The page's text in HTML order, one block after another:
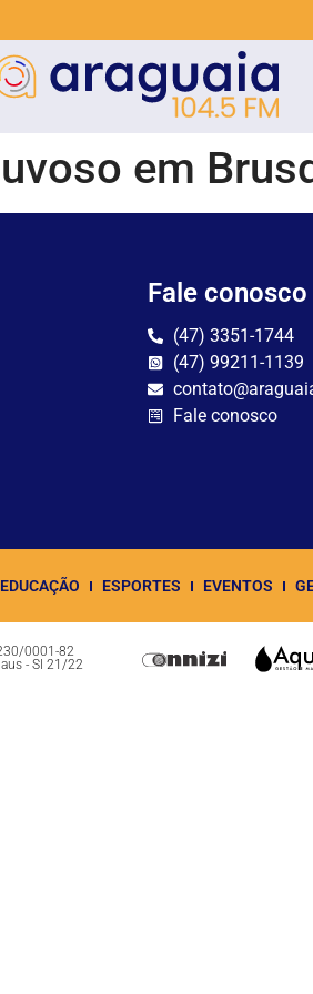
em
Fale conosco
(47) 3351-1744
(47) 99211-1139
Fale conosco
EDUCAÇÃO ESPORTES EVENTOS
0001-82
- Sl 21/22